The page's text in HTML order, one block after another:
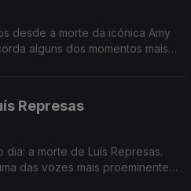
desde a morte da icónica Amy
alguns dos momentos mais
Represas
dia: a morte de Luís Represas.
das vozes mais proeminentes